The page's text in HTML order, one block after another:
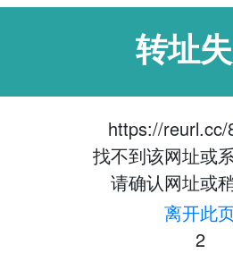
转址
https://reurl.cc/
找不到该网址或
请确认网址或
离开此
2